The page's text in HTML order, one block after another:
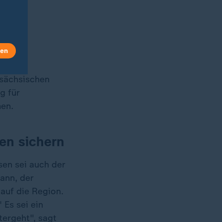
für
sichern
sei auch der
der
die Region.
sei ein
sagt